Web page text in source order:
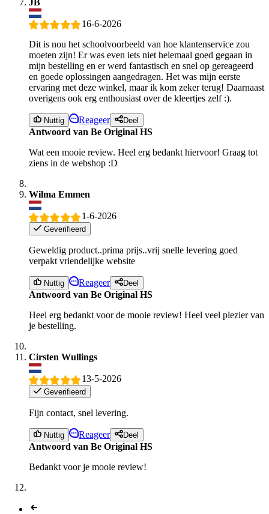
16-6-2026
Dit is nou het schoolvoorbeeld van hoe klantenservice zou
moeten zijn! Er was even iets niet helemaal goed gegaan in
mijn bestelling en er werd fantastisch en snel op gereageerd
en goede oplossingen aangedragen. Het was mijn eerste
ervaring met deze winkel, maar ik kom zeker terug! Daarnaast
overigens ook erg enthousiast over de kleertjes zelf :).
Nuttig Reageer Deel
Antwoord van Be Original HS
Wat een mooie review. Heel erg bedankt hiervoor! Graag tot
ziens in de webshop :D
Wilma Emmen
1-6-2026
Geverifieerd
Geweldig product..prima prijs..vrij snelle levering goed
verpakt vriendelijke website
Nuttig Reageer Deel
Antwoord van Be Original HS
Heel erg bedankt voor de mooie review! Heel veel plezier van
je bestelling.
Cirsten Wullings
13-5-2026
Geverifieerd
Fijn contact, snel levering.
Nuttig Reageer Deel
Antwoord van Be Original HS
Bedankt voor je mooie review!